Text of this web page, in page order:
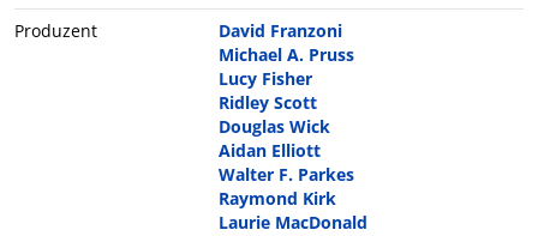
Produzent
David Franzoni
Michael A. Pruss
Lucy Fisher
Ridley Scott
Douglas Wick
Aidan Elliott
Walter F. Parkes
Raymond Kirk
Laurie MacDonald